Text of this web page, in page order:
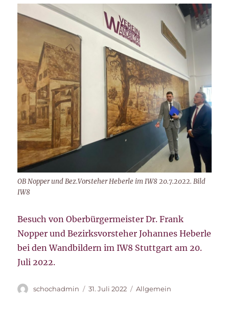
OB Nopper und Bez.Vorsteher Heberle im IW8 20.7.2022. Bild
IW8
Besuch von Oberbürgermeister Dr. Frank
Nopper und Bezirksvorsteher Johannes Heberle
bei den Wandbildern im IW8 Stuttgart am 20.
Juli 2022.
Autor
schochadmin
Veröffentlicht
31. Juli 2022 Kategorien
Allgemein